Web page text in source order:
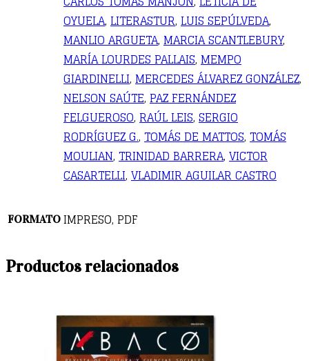
OYUELA, LITERASTUR, LUIS SEPÚLVEDA,
MANLIO ARGUETA, MARCIA SCANTLEBURY,
MARÍA LOURDES PALLAIS, MEMPO
GIARDINELLI, MERCEDES ÁLVAREZ GONZÁLEZ,
NELSON SAÚTE, PAZ FERNÁNDEZ
FELGUEROSO, RAÚL LEIS, SERGIO
RODRÍGUEZ G., TOMÁS DE MATTOS, TOMÁS
MOULIAN, TRINIDAD BARRERA, VICTOR
CASARTELLI, VLADIMIR AGUILAR CASTRO
FORMATO IMPRESO, PDF
Productos relacionados